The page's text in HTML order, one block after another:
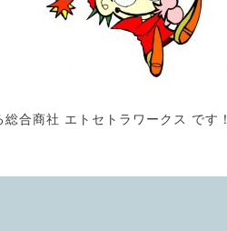
合商社 エトセトラワークス です！